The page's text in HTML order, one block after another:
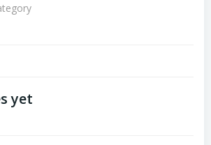
yet